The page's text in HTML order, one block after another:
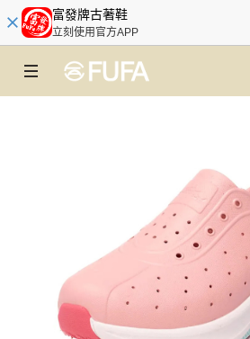
富發牌古著鞋
立刻使用官方APP